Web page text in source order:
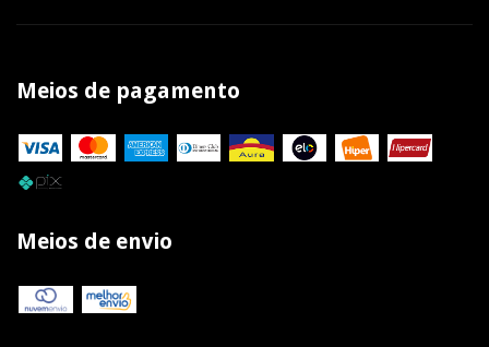
Meios de pagamento
Meios de envio